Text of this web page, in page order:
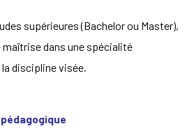
supérieures (Bachelor ou Master),
maîtrise dans une spécialité
discipline visée.